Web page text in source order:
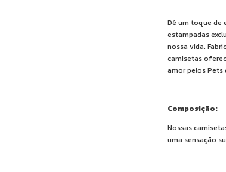
Dê um toque de
estampadas
nossa vida.
camisetas
amor pelos Pets
Composição:
Nossas
uma sensação